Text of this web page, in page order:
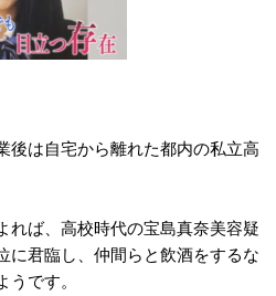
後は自宅から離れた都内の私立高
れば、高校時代の宝島真奈美容疑
に君臨し、仲間らと飲酒をするな
です。